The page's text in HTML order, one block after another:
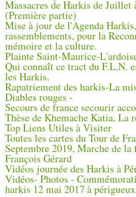
Massacres de Harkis de Juillet
(Première partie)
Mise à jour de l'Agenda
rassemblements, pour la
mémoire et la culture.
Plainte Saint-Maurice-
Qui connaît ce tract du F.L.N.
les Harkis.
Rapatriement des harkis-La
Diables rouges -
Secours de france secourir
Thèse de Khemache Katia, La
Top Liens Utiles à Visiter
Toutes les cartes du Tour de
Septembre 2019, Marche de
François Gérard
Vidéos journée des Harkis à
Vidéos- Photos -
harkis 12 mai 2017 à